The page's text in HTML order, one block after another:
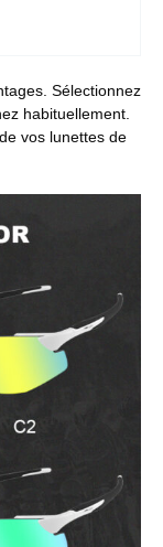
Sélectionnez
habituellement.
vos lunettes de